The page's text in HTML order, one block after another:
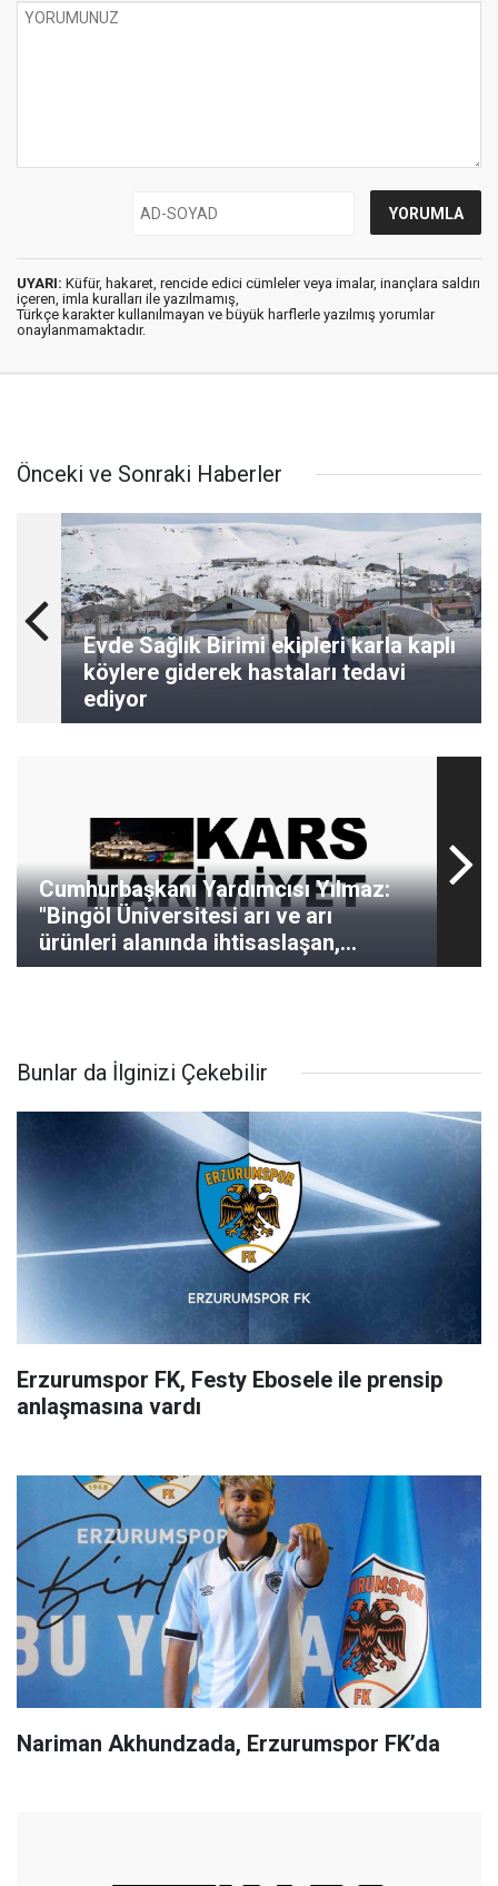
UYARI: Küfür, hakaret, rencide edici cümleler veya imalar, inançlara saldırı
içeren, imla kuralları ile yazılmamış,
Türkçe karakter kullanılmayan ve büyük harflerle yazılmış yorumlar
onaylanmamaktadır.
Önceki ve Sonraki Haberler
Evde Sağlık Birimi ekipleri karla kaplı
köylere giderek hastaları tedavi
ediyor
Cumhurbaşkanı Yardımcısı Yılmaz:
"Bingöl Üniversitesi arı ve arı
ürünleri alanında ihtisaslaşan,
uzmanlaşan tek üniversitemizdir”
Bunlar da İlginizi Çekebilir
Erzurumspor FK, Festy Ebosele ile prensip
anlaşmasına vardı
Nariman Akhundzada, Erzurumspor FK’da